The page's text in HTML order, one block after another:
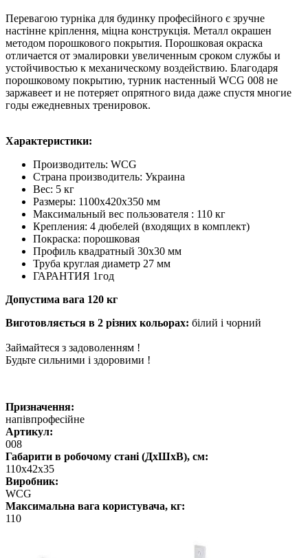
Перевагою турніка для будинку професійного є зручне
настінне кріплення, міцна конструкція. Металл окрашен
методом порошкового покрытия. Порошковая окраска
отличается от эмалировки увеличенным сроком службы и
устойчивостью к механическому воздействию. Благодаря
порошковому покрытию, турник настенный WCG 008 не
заржавеет и не потеряет опрятного вида даже спустя многие
годы ежедневных тренировок.
Характеристики:
Производитель: WCG
Страна производитель: Украина
Вес: 5 кг
Размеры: 1100x420x350 мм
Максимальный вес пользователя : 110 кг
Крепления: 4 дюбелей (входящих в комплект)
Покраска: порошковая
Профиль квадратный 30х30 мм
Труба круглая диаметр 27 мм
ГАРАНТИЯ 1год
Допустима вага 120 кг
Виготовляється в 2 різних кольорах: білий і чорний
Займайтеся з задоволенням !
Будьте сильними і здоровими !
Призначення:
напівпрофесійне
Артикул:
008
Габарити в робочому стані (ДхШхВ), см:
110x42x35
Виробник:
WCG
Максимальна вага користувача, кг:
110